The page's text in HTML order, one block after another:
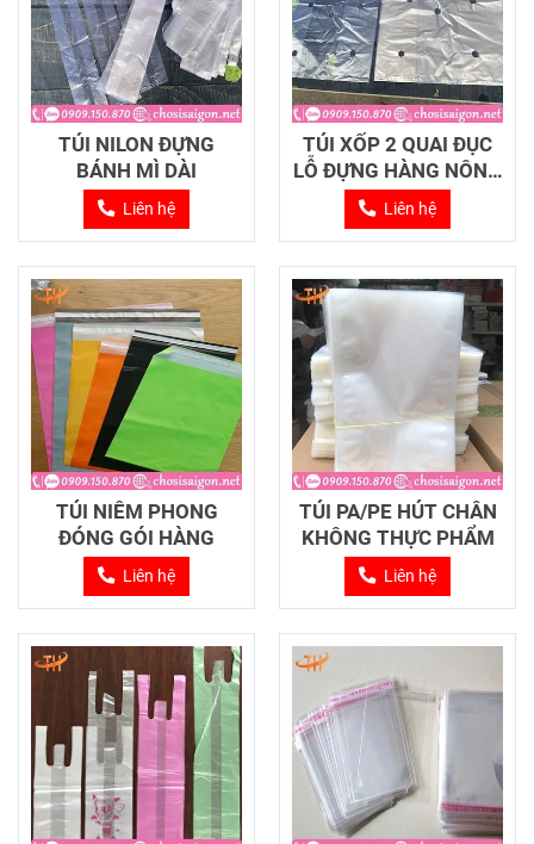
TÚI NILON ĐỰNG
BÁNH MÌ DÀI
Liên hệ
TÚI XỐP 2 QUAI ĐỤC
LỖ ĐỰNG HÀNG NÔNG
SẢN
Liên hệ
TÚI NIÊM PHONG
ĐÓNG GÓI HÀNG
Liên hệ
TÚI PA/PE HÚT CHÂN
KHÔNG THỰC PHẨM
Liên hệ